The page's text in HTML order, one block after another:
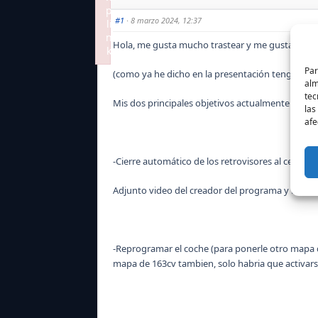
#1 · 8 marzo 2024, 12:37
Hola, me gusta mucho trastear y me gustaria
(como ya he dicho en la presentación tengo un
Mis dos principales objetivos actualmente son:
-Cierre automático de los retrovisores al cerrar
Adjunto video del creador del programa y
-Reprogramar el coche (para ponerle otro mapa
mapa de 163cv tambien, solo habria que
p
li
n
k
Failed to initialize plugin: wplink